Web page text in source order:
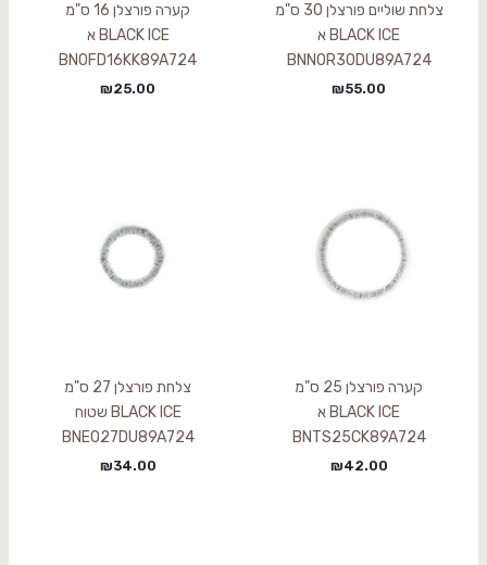
צלחת שוליים פורצלן 30 ס"מ
BLACK ICE א
BNNOR30DU89A724
₪55.00
קערה פורצלן 16 ס"מ
BLACK ICE א
BNOFD16KK89A724
₪25.00
קערה פורצלן 25 ס"מ
BLACK ICE א
BNTS25CK89A724
₪42.00
צלחת פורצלן 27 ס"מ
BLACK ICE שטוח
BNEO27DU89A724
₪34.00